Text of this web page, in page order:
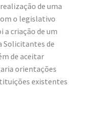
de uma
o legislativo
a criação de um
Solicitantes de
de aceitar
orientações
existentes